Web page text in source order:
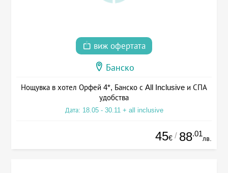
виж офертата
Банско
Нощувка в хотел Орфей 4*, Банско с All Inclusive и СПА
удобства
Дата: 18.05 - 30.11 + all inclusive
45€ / 88.01
лв.